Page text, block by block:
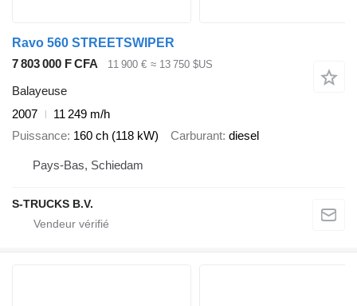
Ravo 560 STREETSWIPER
7 803 000 F CFA
11 900 € ≈ 13 750 $US
Balayeuse
2007
11 249 m/h
Puissance 160 ch (118 kW) Carburant diesel
Pays-Bas, Schiedam
S-TRUCKS B.V.